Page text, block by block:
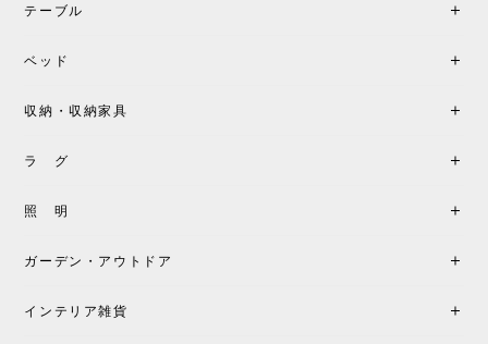
テーブル
ベッド
収納・収納家具
ラ グ
照 明
ガーデン・アウトドア
インテリア雑貨